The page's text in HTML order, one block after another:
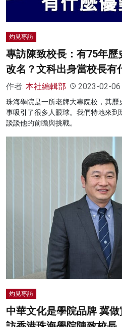
灼見專訪
專訪陳致校長：有75年
改名？文科出身當校長有
作者: 本社編輯部 2023-02-06
珠海學院是一所老牌大專院校，其
事吸引了很多人眼球。我們特地來
談談他的前瞻與挑戰。
灼見專訪
中華文化是學院品牌 冀